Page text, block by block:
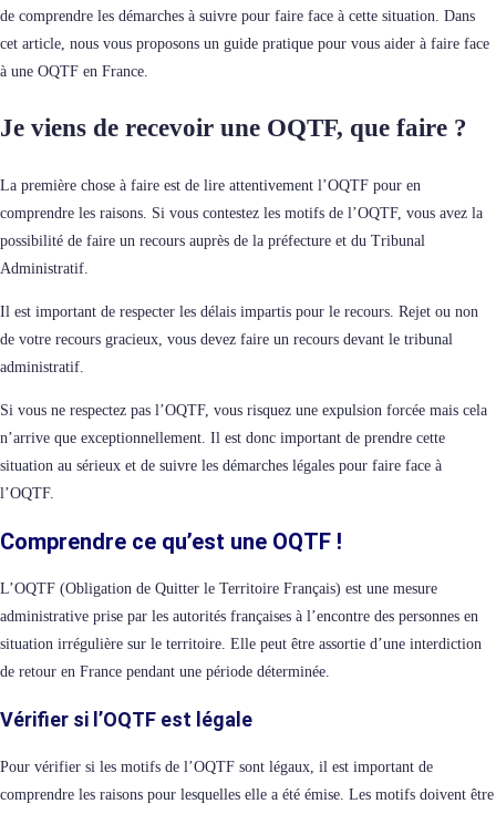
de comprendre les démarches à suivre pour faire face à cette situation. Dans
cet article, nous vous proposons un guide pratique pour vous aider à faire face
à une OQTF en France.
Je viens de recevoir une OQTF, que faire ?
La première chose à faire est de lire attentivement l’OQTF pour en
comprendre les raisons. Si vous contestez les motifs de l’OQTF, vous avez la
possibilité de faire un recours auprès de la préfecture et du Tribunal
Administratif.
Il est important de respecter les délais impartis pour le recours. Rejet ou non
de votre recours gracieux, vous devez faire un recours devant le tribunal
administratif.
Si vous ne respectez pas l’OQTF, vous risquez une expulsion forcée mais cela
n’arrive que exceptionnellement. Il est donc important de prendre cette
situation au sérieux et de suivre les démarches légales pour faire face à
l’OQTF.
Comprendre ce qu’est une OQTF !
L’OQTF (Obligation de Quitter le Territoire Français) est une mesure
administrative prise par les autorités françaises à l’encontre des personnes en
situation irrégulière sur le territoire. Elle peut être assortie d’une interdiction
de retour en France pendant une période déterminée.
Vérifier si l’OQTF est légale
Pour vérifier si les motifs de l’OQTF sont légaux, il est important de
comprendre les raisons pour lesquelles elle a été émise. Les motifs doivent être